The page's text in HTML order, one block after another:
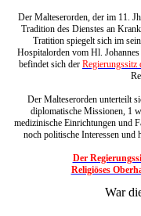
Der Malteserorden, der im 11.
Tradition des Dienstes an
Tratition spiegelt sich im
Hospitalorden vom Hl.
befindet sich der Regierungssitz
Der Malteserorden unterteilt
diplomatische Missionen, 1
medizinische Einrichtungen und
noch politische Interessen und
Der
Religiöses
War